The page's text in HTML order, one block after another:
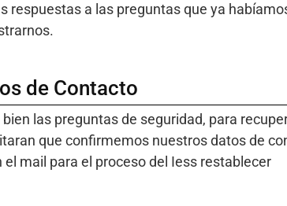
respuestas a las preguntas que ya
de Contacto
las preguntas de seguridad, para
que confirmemos nuestros datos de
mail para el proceso del Iess restablecer